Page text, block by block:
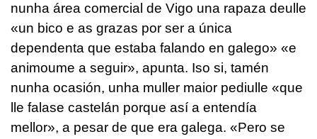
nunha área comercial de Vigo una rapaza deulle
«un bico e as grazas por ser a única
dependenta que estaba falando en galego» «e
animoume a seguir», apunta. Iso si, tamén
nunha ocasión, unha muller maior pediulle «que
lle falase castelán porque así a entendía
mellor», a pesar de que era galega. «Pero se